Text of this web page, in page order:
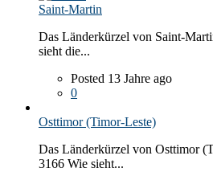
Saint-Martin
Das Länderkürzel von Saint-
sieht die...
Posted 13 Jahre ago
0
Osttimor (Timor-Leste)
Das Länderkürzel von Osttimor
3166 Wie sieht...